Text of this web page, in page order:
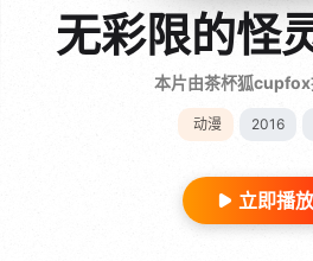
无彩限的怪
本片由茶杯狐cupfox
动漫 2016
立即播放